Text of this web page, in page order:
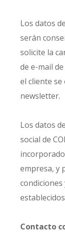
Los datos
serán
solicite la
de e-mail
el cliente
newsletter.
Los datos
social de
empresa, y
Contacto